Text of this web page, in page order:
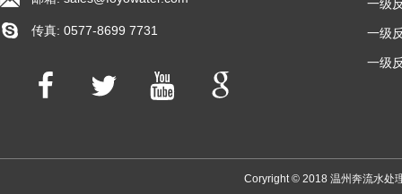
传真: 0577-8699 7731
一级
一级
一级
Coryright © 2018 温州奔流水处